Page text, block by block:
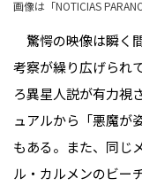
画像は「NOTICIAS
驚愕の映像は瞬く
考察が繰り広げられ
ろ異星人説が有力視
ュアルから「悪魔が
もある。また、同じ
ル・カルメンのビー